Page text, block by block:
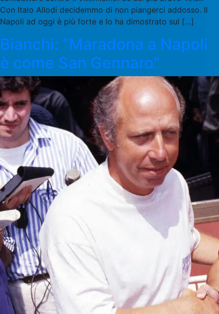
Con Italo Allodi decidemmo di non piangerci addosso. Il
Napoli ad oggi è più forte e lo ha dimostrato sul […]
Bianchi: “Maradona a Napoli
è come San Gennaro”